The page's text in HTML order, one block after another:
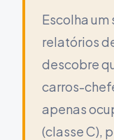
Escolha
relatórios
descobre
carros-
apenas
(classe C),